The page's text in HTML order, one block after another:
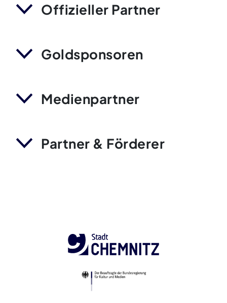
Offizieller Partner
Goldsponsoren
Medienpartner
Partner & Förderer